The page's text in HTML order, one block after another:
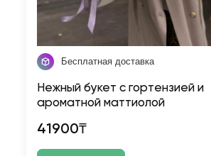
Бесплатная доставка
Нежный букет с гортензией и
ароматной маттиолой
41900₸